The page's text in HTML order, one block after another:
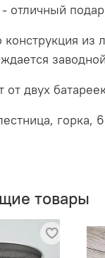
- отличный
конструкция из
от двух
горка,
товары